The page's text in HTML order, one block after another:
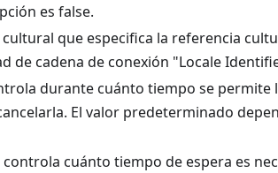
es false.
que especifica la referencia
de cadena de conexión "Locale
durante cuánto tiempo se permite
El valor predeterminado
cuánto tiempo de espera es